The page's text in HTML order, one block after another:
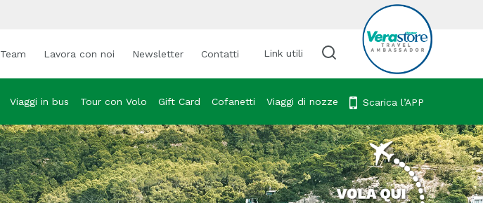
Team Lavora con noi Newsletter Contatti Link utili Cerca viaggio
Viaggi in bus Tour con Volo Gift Card Cofanetti Viaggi di nozze Scarica l’APP